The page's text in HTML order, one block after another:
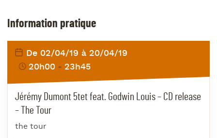
Information pratique
De 02/04/19 à 20/04/19
20h00
23h45
Jérémy Dumont 5tet feat. Godwin Louis – CD release
– The Tour
the tour